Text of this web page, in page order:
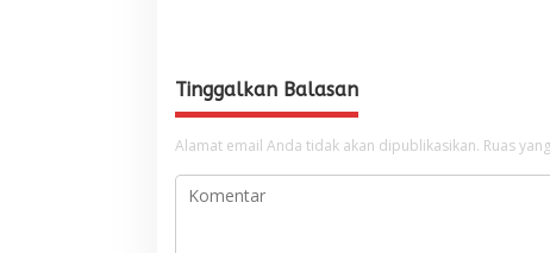
Tinggalkan Balasan
Alamat email Anda tidak akan dipublikasikan. Ruas